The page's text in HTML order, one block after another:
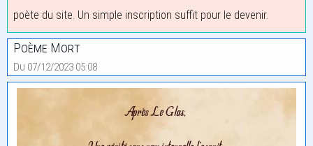
poète du site. Un simple inscription suffit pour le devenir.
Poème Mort
Du 07/12/2023 05:08